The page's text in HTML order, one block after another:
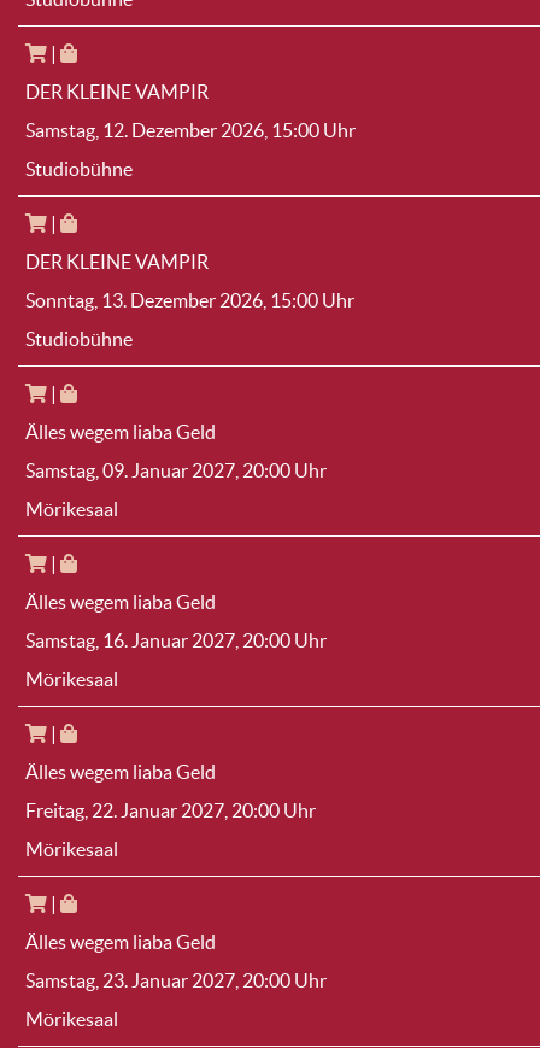
|
DER KLEINE VAMPIR
Samstag, 12. Dezember 2026 , 15:00 Uhr
Studiobühne
|
DER KLEINE VAMPIR
Sonntag, 13. Dezember 2026 , 15:00 Uhr
Studiobühne
|
Älles wegem liaba Geld
Samstag, 09. Januar 2027 , 20:00 Uhr
Mörikesaal
|
Älles wegem liaba Geld
Samstag, 16. Januar 2027 , 20:00 Uhr
Mörikesaal
|
Älles wegem liaba Geld
Freitag, 22. Januar 2027 , 20:00 Uhr
Mörikesaal
|
Älles wegem liaba Geld
Samstag, 23. Januar 2027 , 20:00 Uhr
Mörikesaal